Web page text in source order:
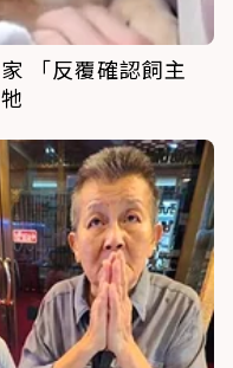
「反覆確認飼主